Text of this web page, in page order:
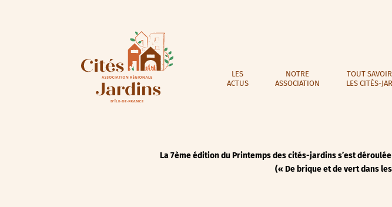
LES
ACTUS
NOTRE
ASSOCIATION
TOUT
LES CITÉS-
La 7ème édition du Printemps des cités-jardins s’est
(« De brique et de vert dans